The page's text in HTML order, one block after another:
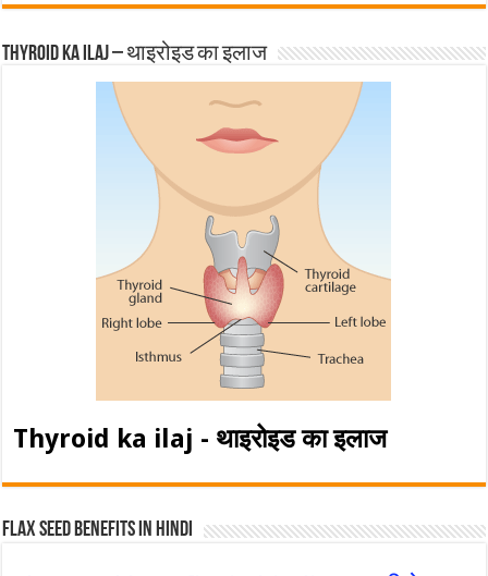
Thyroid ka ilaj – थाइरोइड का इलाज
Thyroid ka ilaj - थाइरोइड का इलाज
Flax Seed Benefits in hindi